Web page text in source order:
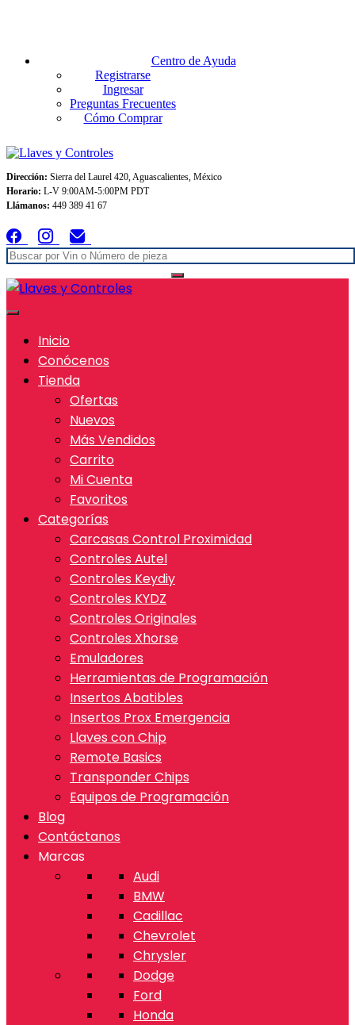
Centro de Ayuda
Registrarse
Ingresar
Preguntas Frecuentes
Cómo Comprar
Dirección: Sierra del Laurel 420, Aguascalientes, México
Horario: L-V 9:00AM-5:00PM PDT
Llámanos: 449 389 41 67
Inicio
Conócenos
Tienda
Ofertas
Nuevos
Más Vendidos
Carrito
Mi Cuenta
Favoritos
Categorías
Carcasas Control Proximidad
Controles Autel
Controles Keydiy
Controles KYDZ
Controles Originales
Controles Xhorse
Emuladores
Herramientas de Programación
Insertos Abatibles
Insertos Prox Emergencia
Llaves con Chip
Remote Basics
Transponder Chips
Equipos de Programación
Blog
Contáctanos
Marcas
Audi
BMW
Cadillac
Chevrolet
Chrysler
Dodge
Ford
Honda